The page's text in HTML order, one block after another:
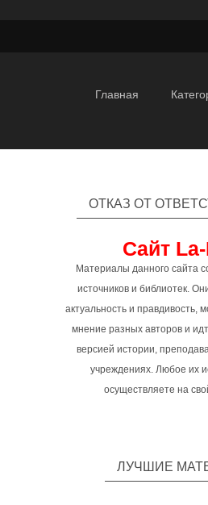
Главная
ОТКАЗ ОТ
Сайт
Материалы данного сайта
источников и библиотек.
актуальность и правдивость,
мнение разных авторов и
версией истории,
учреждениях. Любое их
осуществляете на
ЛУЧШИЕ